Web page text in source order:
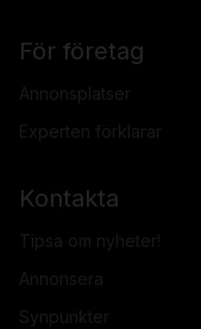
För företag
Annonsplatser
Experten förklarar
Kontakta
Tipsa om nyheter!
Annonsera
Synpunkter